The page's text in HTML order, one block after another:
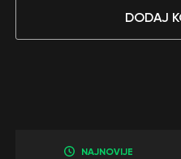
DODAJ
NAJNOVIJE